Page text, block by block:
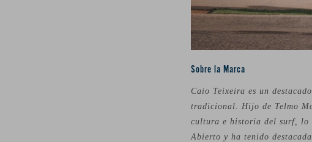
Sobre la Marca
Caio Teixeira es un
tradicional. Hijo de Telmo
cultura e historia del surf, lo
Abierto y ha tenido